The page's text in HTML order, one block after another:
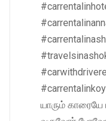
யாரும்